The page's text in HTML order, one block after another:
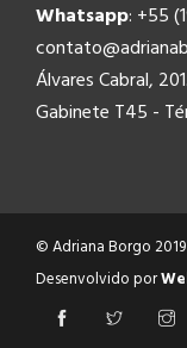
Whatsapp: +55
Álvares Cabral,
Gabinete T45 -
© Adriana Borgo
Desenvolvido por